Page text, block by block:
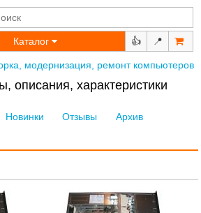
Каталог 👍 📍
модернизация, ремонт компьютеров
описания, характеристики
Новинки Отзывы
Архив